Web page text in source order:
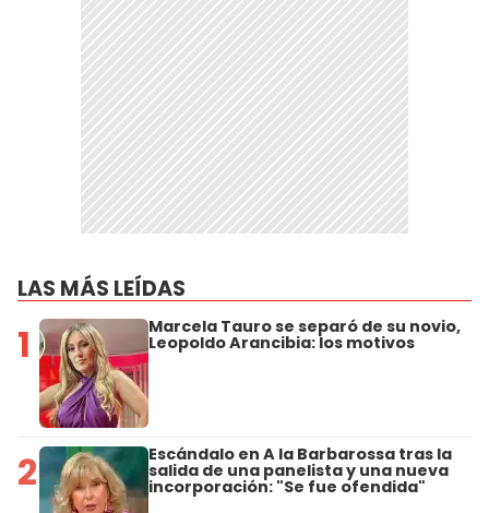
LAS MÁS LEÍDAS
1 Marcela Tauro se separó de su novio,
Leopoldo Arancibia: los motivos
2 Escándalo en A la Barbarossa tras la
salida de una panelista y una nueva
incorporación: "Se fue ofendida"